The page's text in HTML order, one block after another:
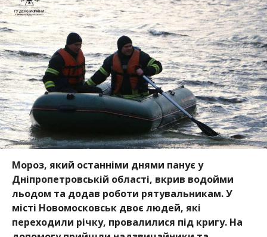
Мороз, який останніми днями панує у
Дніпропетровській області, вкрив водойми
льодом та додав роботи рятувальникам. У
місті Новомосковськ двоє людей, які
переходили річку, провалилися під кригу. На